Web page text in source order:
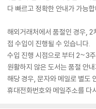
다 빠르고 정확한 안내가 가능
해외거래처에서 품절인 경우, 2
접 수입이 진행될 수 있습니다.
수입 진행 시점으로 부터 2~3
원활하지 않은 도서는 품절 안
해당 경우, 문자와 메일로 별도
휴대전화번호와 메일주소를 다